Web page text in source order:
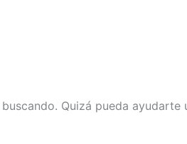
Quizá pueda ayudarte